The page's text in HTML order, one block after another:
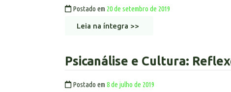
Postado em 20 de setembro de 2019
Leia na íntegra >>
Psicanálise e Cultura:
Postado em 8 de julho de 2019